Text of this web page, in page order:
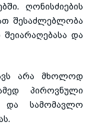
. ღონისძიების
შესაძლებლობა
და
არა მხოლოდ
პიროვნული
და სამომავლო